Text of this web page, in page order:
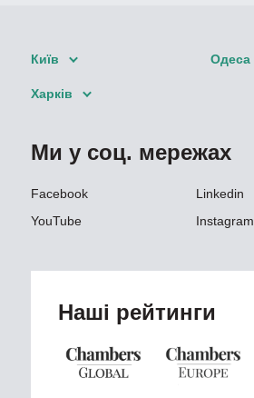
Київ Одеса
Харків
Ми у соц. мережах
Facebook
Linkedin
YouTube
Instagram
Наші рейтинги